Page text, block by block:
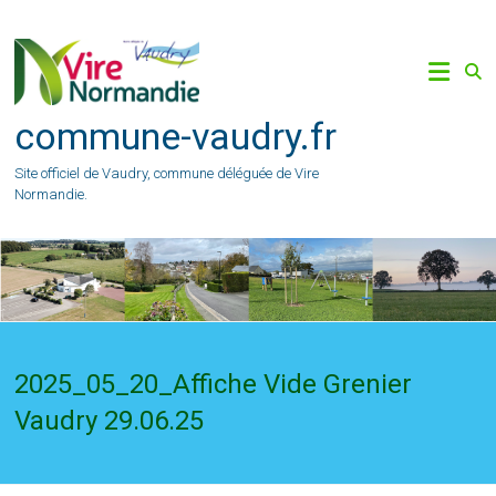
content
commune-vaudry.fr
Site officiel de Vaudry, commune déléguée de Vire
Normandie.
2025_05_20_Affiche Vide Grenier
Vaudry 29.06.25